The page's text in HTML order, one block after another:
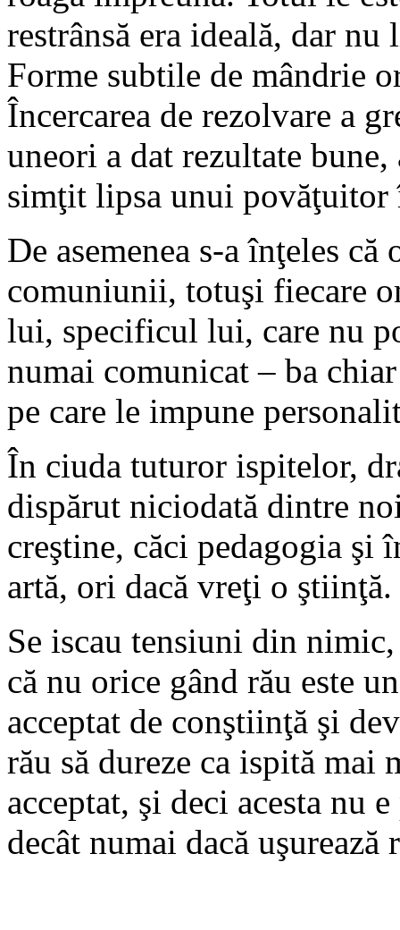
restrânsă era ideală, dar
Forme subtile de mândrie
Încercarea de rezolvare a
uneori a dat rezultate
simţit lipsa unui povăţuitor
De asemenea s-a înţeles
comuniunii, totuşi fiecare
lui, specificul lui, care nu
numai comunicat – ba
pe care le impune
În ciuda tuturor ispitelor,
dispărut niciodată dintre
creştine, căci pedagogia şi
artă, ori dacă vreţi o ştiinţă.
Se iscau tensiuni din
că nu orice gând rău este
acceptat de conştiinţă şi
rău să dureze ca ispită
acceptat, şi deci acesta nu
decât numai dacă